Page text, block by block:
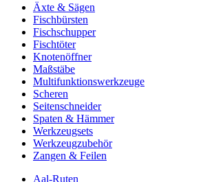
Äxte & Sägen
Fischbürsten
Fischschupper
Fischtöter
Knotenöffner
Maßstäbe
Multifunktionswerkzeuge
Scheren
Seitenschneider
Spaten & Hämmer
Werkzeugsets
Werkzeugzubehör
Zangen & Feilen
Aal-Ruten